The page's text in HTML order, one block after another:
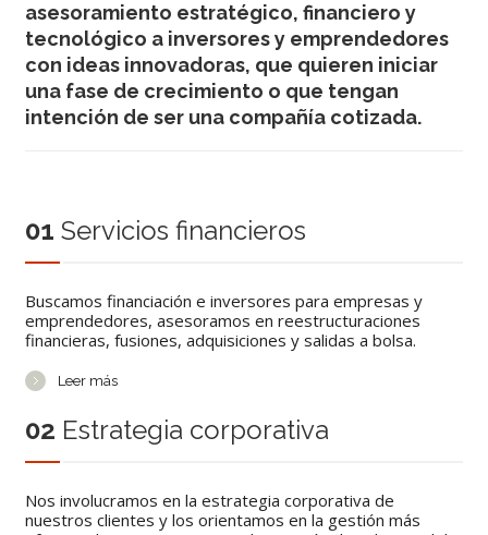
asesoramiento estratégico, financiero y
tecnológico a inversores y emprendedores
con ideas innovadoras, que quieren iniciar
una fase de crecimiento o que tengan
intención de ser una compañía cotizada.
01 Servicios financieros
Buscamos financiación e inversores para empresas y
emprendedores, asesoramos en reestructuraciones
financieras, fusiones, adquisiciones y salidas a bolsa.
Leer más
02 Estrategia corporativa
Nos involucramos en la estrategia corporativa de
nuestros clientes y los orientamos en la gestión más